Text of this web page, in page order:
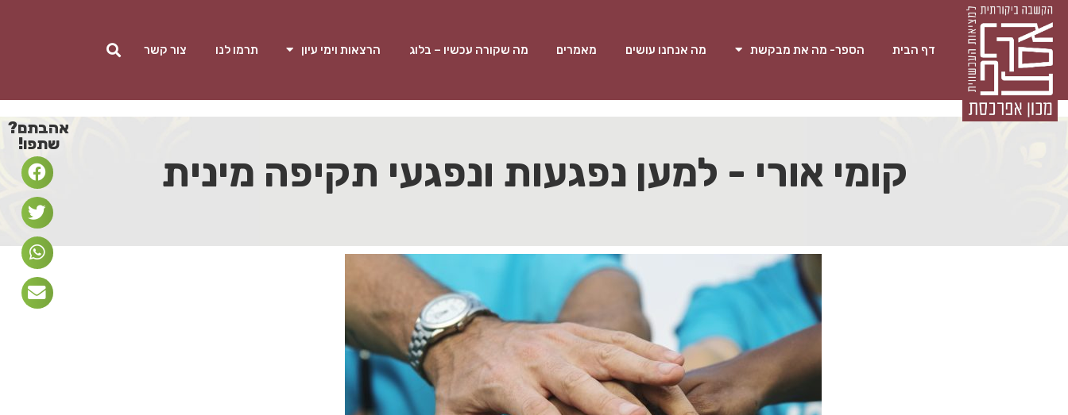
דף הבית הספר- מה את מבקשת מה אנחנו עושים מאמרים מה שקורה עכשיו – בלוג הרצאות וימי עיון תרמו לנו צור קשר
קומי אורי - למען נפגעות ונפגעי תקיפה מינית
אהבתם?
שתפו!